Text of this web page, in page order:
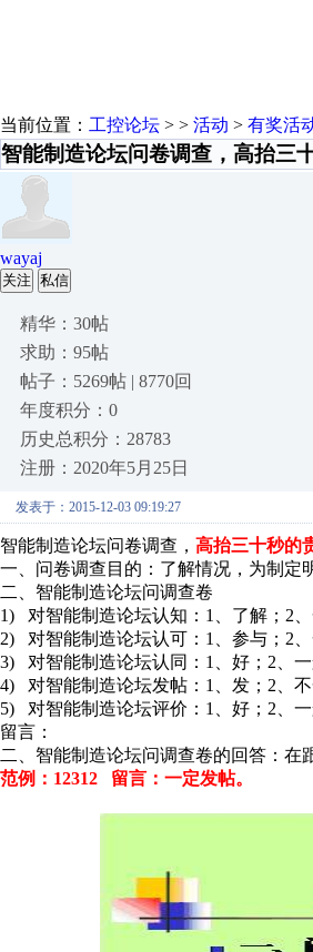
当前位置： 工控论坛 > > 活动 > 有奖活
智能制造论坛问卷调查，高抬三
wayaj
关注 私信
精华：30帖
求助：95帖
帖子：5269帖 | 8770回
年度积分：0
历史总积分：28783
注册：2020年5月25日
发表于：2015-12-03 09:19:27
智能制造论坛问卷调查， 高抬三十秒的
一、问卷调查目的：了解情况，为制定
二、智能制造论坛问调查卷
1) 对智能制造论坛认知：1、了解；2、
2) 对智能制造论坛认可：1、参与；2、
3) 对智能制造论坛认同：1、好；2、一
4) 对智能制造论坛发帖：1、发；2、不
5) 对智能制造论坛评价：1、好；2、一
留言：
二、智能制造论坛问调查卷的回答：
范例：12312 留言：一定发帖。